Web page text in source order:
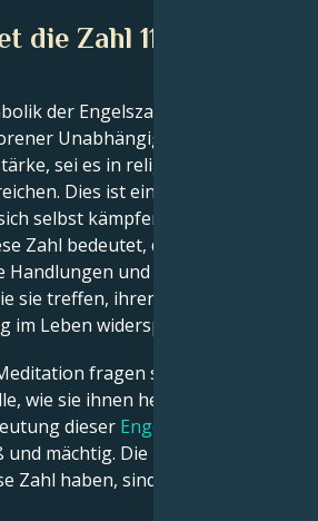
die Zahl 116
der Engelszahl 116 ist ein
Unabhängigkeit und
sei es in religiösen oder
Dies ist eine Zahl, bei der
selbst kämpfen können, wie
Zahl bedeutet, dass es sehr
Handlungen und
sie treffen, ihren eigenen
im Leben widerspiegeln.
fragen sie einfach die
wie sie ihnen helfen können.
dieser Engelszahl
mächtig. Die meisten
Zahl haben, sind auch spirituell